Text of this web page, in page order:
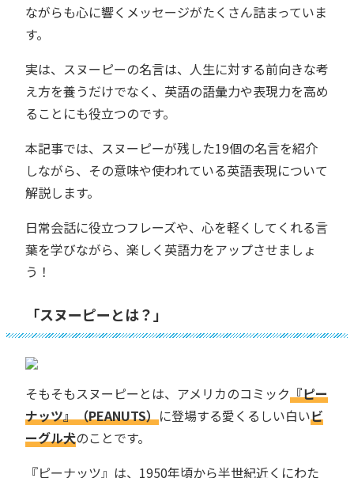
ながらも心に響くメッセージがたくさん詰まっていま
す。
実は、スヌーピーの名言は、人生に対する前向きな考
え方を養うだけでなく、英語の語彙力や表現力を高め
ることにも役立つのです。
本記事では、スヌーピーが残した19個の名言を紹介
しながら、その意味や使われている英語表現について
解説します。
日常会話に役立つフレーズや、心を軽くしてくれる言
葉を学びながら、楽しく英語力をアップさせましょ
う！
「スヌーピーとは？」
そもそもスヌーピーとは、アメリカのコミック『ピー
ナッツ』（PEANUTS）に登場する愛くるしい白いビ
ーグル犬のことです。
『ピーナッツ』は、1950年頃から半世紀近くにわた